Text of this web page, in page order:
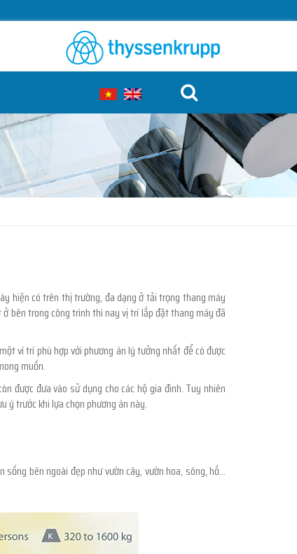
hiện có trên thị trường, đa dạng ở tải trọng thang máy
bên trong công trình thì nay vị trí lắp đặt thang máy đã
ví trí phù hợp với phương án lý tưởng nhất để có được
muốn.
được đưa vào sử dụng cho các hộ gia đình. Tuy nhiên
ý trước khi lựa chọn phương án này.
bên ngoài đẹp như vườn cây, vườn hoa, sông, hồ...